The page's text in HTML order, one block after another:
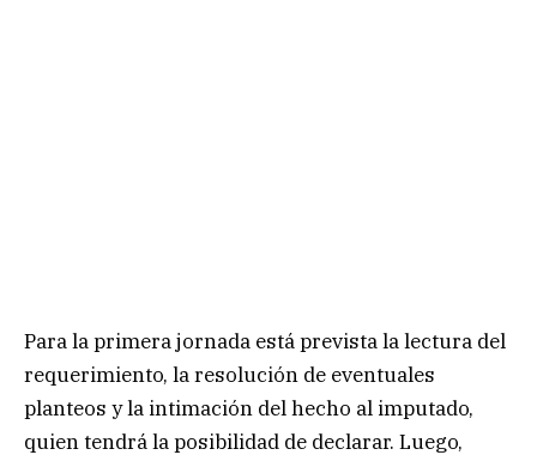
Para la primera jornada está prevista la lectura del
requerimiento, la resolución de eventuales
planteos y la intimación del hecho al imputado,
quien tendrá la posibilidad de declarar. Luego,